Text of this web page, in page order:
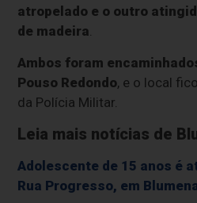
atropelado e o outro
de madeira
Ambos foram
Pouso Redondo, e o local
da Polícia Militar.
Leia mais notícias de
Adolescente de 15 anos é
Rua Progresso, em